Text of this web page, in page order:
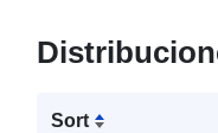
Sort